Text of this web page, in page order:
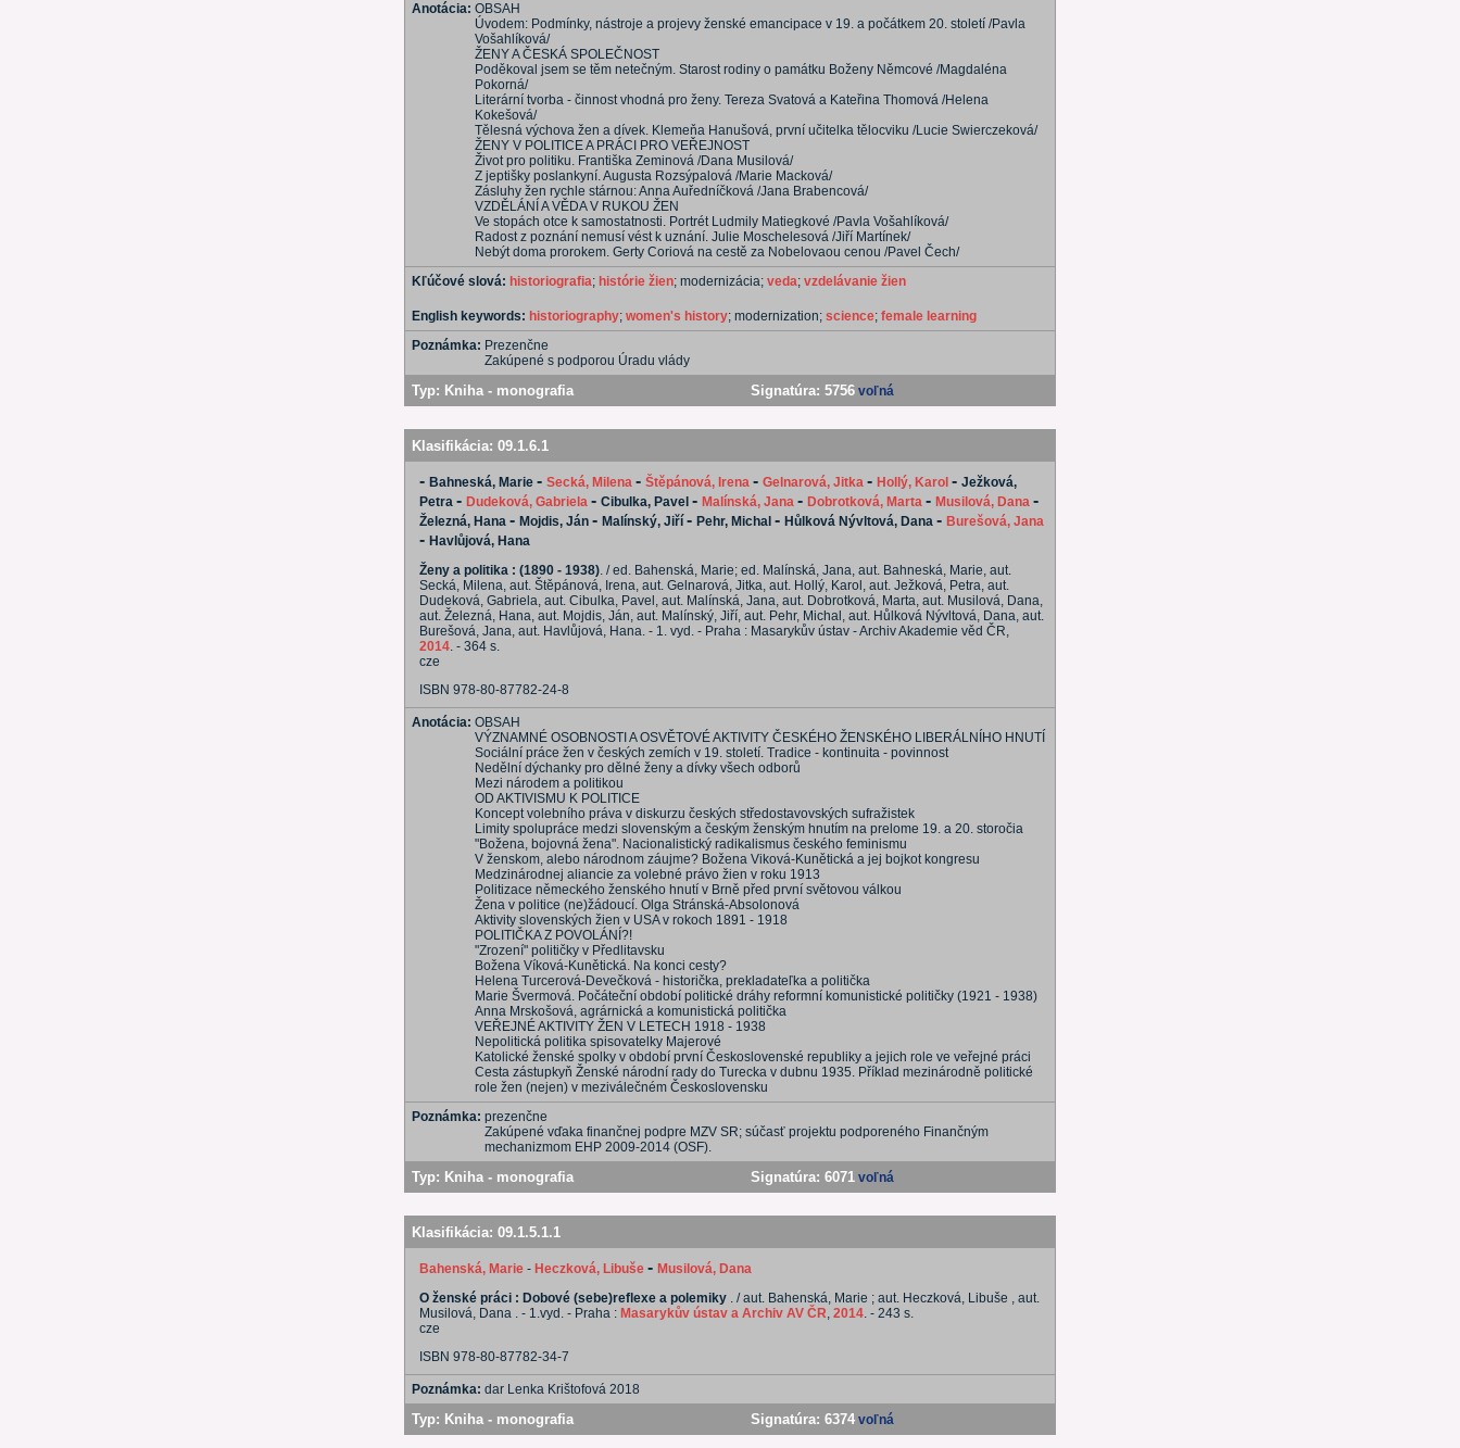
Anotácia: OBSAH
Úvodem: Podmínky, nástroje a projevy ženské emancipace v 19. a počátkem 20. století /Pavla
Vošahlíková/
ŽENY A ČESKÁ SPOLEČNOST
Poděkoval jsem se těm netečným. Starost rodiny o památku Boženy Němcové /Magdaléna
Pokorná/
Literární tvorba - činnost vhodná pro ženy. Tereza Svatová a Kateřina Thomová /Helena
Kokešová/
Tělesná výchova žen a dívek. Klemeňa Hanušová, první učitelka tělocviku /Lucie Swierczeková/
ŽENY V POLITICE A PRÁCI PRO VEŘEJNOST
Život pro politiku. Františka Zeminová /Dana Musilová/
Z jeptišky poslankyní. Augusta Rozsýpalová /Marie Macková/
Zásluhy žen rychle stárnou: Anna Auředníčková /Jana Brabencová/
VZDĚLÁNÍ A VĚDA V RUKOU ŽEN
Ve stopách otce k samostatnosti. Portrét Ludmily Matiegkové /Pavla Vošahlíková/
Radost z poznání nemusí vést k uznání. Julie Moschelesová /Jiří Martínek/
Nebýt doma prorokem. Gerty Coriová na cestě za Nobelovaou cenou /Pavel Čech/
Kľúčové slová: historiografia; histórie žien; modernizácia; veda; vzdelávanie žien
English keywords: historiography; women's history; modernization; science; female learning
Poznámka: Prezenčne
Zakúpené s podporou Úradu vlády
Typ: Kniha - monografia Signatúra: 5756 voľná
Klasifikácia: 09.1.6.1
- Bahneská, Marie - Secká, Milena - Štěpánová, Irena - Gelnarová, Jitka - Hollý, Karol - Ježková,
Petra - Dudeková, Gabriela - Cibulka, Pavel - Malínská, Jana - Dobrotková, Marta - Musilová, Dana -
Železná, Hana - Mojdis, Ján - Malínský, Jiří - Pehr, Michal - Hůlková Nývltová, Dana - Burešová, Jana
- Havlůjová, Hana
Ženy a politika : (1890 - 1938). / ed. Bahenská, Marie; ed. Malínská, Jana, aut. Bahneská, Marie, aut.
Secká, Milena, aut. Štěpánová, Irena, aut. Gelnarová, Jitka, aut. Hollý, Karol, aut. Ježková, Petra, aut.
Dudeková, Gabriela, aut. Cibulka, Pavel, aut. Malínská, Jana, aut. Dobrotková, Marta, aut. Musilová, Dana,
aut. Železná, Hana, aut. Mojdis, Ján, aut. Malínský, Jiří, aut. Pehr, Michal, aut. Hůlková Nývltová, Dana, aut.
Burešová, Jana, aut. Havlůjová, Hana. - 1. vyd. - Praha : Masarykův ústav - Archiv Akademie věd ČR,
2014. - 364 s.
cze
ISBN 978-80-87782-24-8
Anotácia: OBSAH
VÝZNAMNÉ OSOBNOSTI A OSVĚTOVÉ AKTIVITY ČESKÉHO ŽENSKÉHO LIBERÁLNÍHO HNUTÍ
Sociální práce žen v českých zemích v 19. století. Tradice - kontinuita - povinnost
Nedělní dýchanky pro dělné ženy a dívky všech odborů
Mezi národem a politikou
OD AKTIVISMU K POLITICE
Koncept volebního práva v diskurzu českých středostavovských sufražistek
Limity spolupráce medzi slovenským a českým ženským hnutím na prelome 19. a 20. storočia
"Božena, bojovná žena". Nacionalistický radikalismus českého feminismu
V ženskom, alebo národnom záujme? Božena Viková-Kunětická a jej bojkot kongresu
Medzinárodnej aliancie za volebné právo žien v roku 1913
Politizace německého ženského hnutí v Brně před první světovou válkou
Žena v politice (ne)žádoucí. Olga Stránská-Absolonová
Aktivity slovenských žien v USA v rokoch 1891 - 1918
POLITIČKA Z POVOLÁNÍ?!
"Zrození" političky v Předlitavsku
Božena Víková-Kunětická. Na konci cesty?
Helena Turcerová-Devečková - historička, prekladateľka a politička
Marie Švermová. Počáteční období politické dráhy reformní komunistické političky (1921 - 1938)
Anna Mrskošová, agrárnická a komunistická politička
VEŘEJNÉ AKTIVITY ŽEN V LETECH 1918 - 1938
Nepolitická politika spisovatelky Majerové
Katolické ženské spolky v období první Československé republiky a jejich role ve veřejné práci
Cesta zástupkyň Ženské národní rady do Turecka v dubnu 1935. Příklad mezinárodně politické
role žen (nejen) v meziválečném Československu
Poznámka: prezenčne
Zakúpené vďaka finančnej podpre MZV SR; súčasť projektu podporeného Finančným
mechanizmom EHP 2009-2014 (OSF).
Typ: Kniha - monografia Signatúra: 6071 voľná
Klasifikácia: 09.1.5.1.1
Bahenská, Marie - Heczková, Libuše - Musilová, Dana
O ženské práci : Dobové (sebe)reflexe a polemiky . / aut. Bahenská, Marie ; aut. Heczková, Libuše , aut.
Musilová, Dana . - 1.vyd. - Praha : Masarykův ústav a Archiv AV ČR, 2014. - 243 s.
cze
ISBN 978-80-87782-34-7
Poznámka: dar Lenka Krištofová 2018
Typ: Kniha - monografia Signatúra: 6374 voľná